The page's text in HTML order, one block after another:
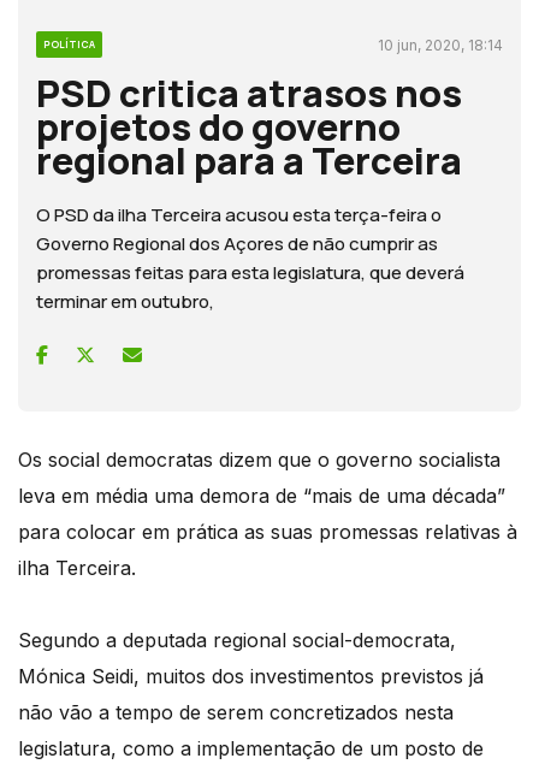
POLÍTICA 10 jun, 2020, 18:14
PSD critica atrasos nos
projetos do governo
regional para a Terceira
O PSD da ilha Terceira acusou esta terça-feira o
Governo Regional dos Açores de não cumprir as
promessas feitas para esta legislatura, que deverá
terminar em outubro,
Os social democratas dizem que o governo socialista
leva em média uma demora de “mais de uma década”
para colocar em prática as suas promessas relativas à
ilha Terceira.
Segundo a deputada regional social-democrata,
Mónica Seidi, muitos dos investimentos previstos já
não vão a tempo de serem concretizados nesta
legislatura, como a implementação de um posto de